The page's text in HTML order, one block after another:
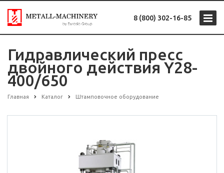
8 (800) 302-16-85
Гидравлический пресс
двойного действия Y28-
400/650
Главная Каталог Штамповочное оборудование